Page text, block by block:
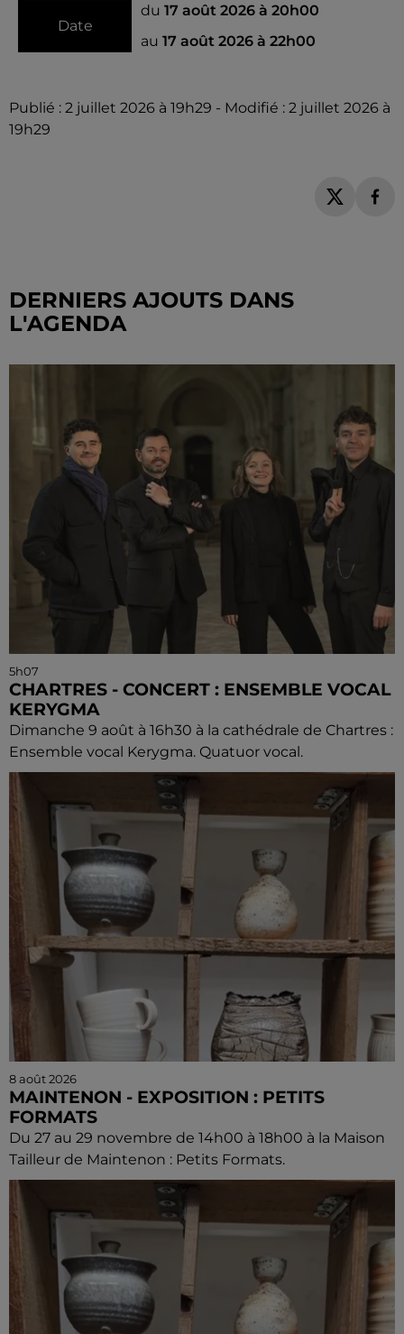
Date
du 17 août 2026 à 20h00
au 17 août 2026 à 22h00
Publié : 2 juillet 2026 à 19h29 - Modifié : 2 juillet 2026 à
19h29
DERNIERS AJOUTS DANS
L'AGENDA
5h07
CHARTRES - CONCERT : ENSEMBLE VOCAL
KERYGMA
Dimanche 9 août à 16h30 à la cathédrale de Chartres :
Ensemble vocal Kerygma. Quatuor vocal.
8 août 2026
MAINTENON - EXPOSITION : PETITS
FORMATS
Du 27 au 29 novembre de 14h00 à 18h00 à la Maison
Tailleur de Maintenon : Petits Formats.